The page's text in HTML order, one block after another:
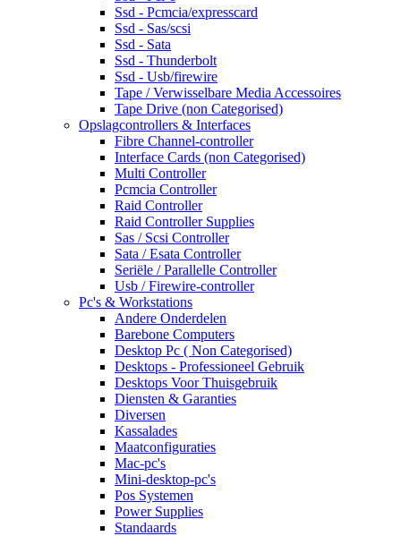
Ssd - Pcmcia/expresscard
Ssd - Sas/scsi
Ssd - Sata
Ssd - Thunderbolt
Ssd - Usb/firewire
Tape / Verwisselbare Media Accessoires
Tape Drive (non Categorised)
Opslagcontrollers & Interfaces
Fibre Channel-controller
Interface Cards (non Categorised)
Multi Controller
Pcmcia Controller
Raid Controller
Raid Controller Supplies
Sas / Scsi Controller
Sata / Esata Controller
Seriële / Parallelle Controller
Usb / Firewire-controller
Pc's & Workstations
Andere Onderdelen
Barebone Computers
Desktop Pc ( Non Categorised)
Desktops - Professioneel Gebruik
Desktops Voor Thuisgebruik
Diensten & Garanties
Diversen
Kassalades
Maatconfiguraties
Mac-pc's
Mini-desktop-pc's
Pos Systemen
Power Supplies
Standaards